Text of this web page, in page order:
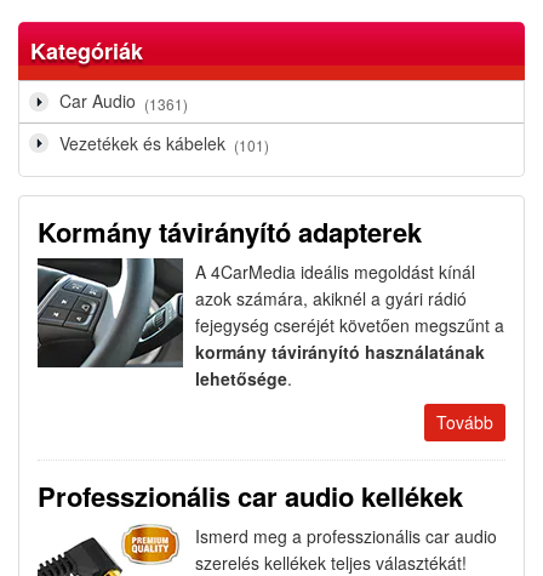
Kategóriák
Car Audio (1361)
Vezetékek és kábelek (101)
Kormány távirányító adapterek
A 4CarMedia ideális megoldást kínál
azok számára, akiknél a gyári rádió
fejegység cseréjét követően megszűnt a
kormány távirányító használatának
lehetősége.
Tovább
Professzionális car audio kellékek
Ismerd meg a professzionális car audio
szerelés kellékek teljes választékát!